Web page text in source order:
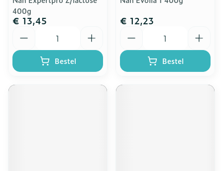
400g
€ 13,45
Bestel
€ 12,23
Bestel